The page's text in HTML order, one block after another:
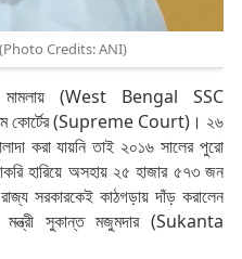
Credits: ANI)
মামলায় (West Bengal SSC
কোর্টের (Supreme Court)। ২৬
করা যায়নি তাই ২০১৬ সালের পুরো
হারিয়ে অসহায় ২৫ হাজার ৫৭৩ জন
সরকারকেই কাঠগড়ায় দাঁড় করালেন
মন্ত্রী সুকান্ত মজুমদার (Sukanta